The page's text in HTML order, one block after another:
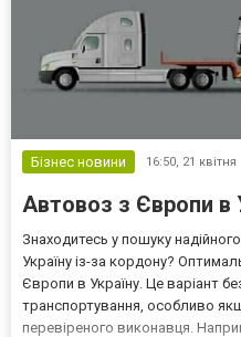
Бізнес новини 16:50, 21 квітня
Автовоз з Європи в
Знаходитесь у пошуку
Україну із-за кордону?
Європи в Україну. Це варіант
транспортування, особливо
перевіреного виконавця.